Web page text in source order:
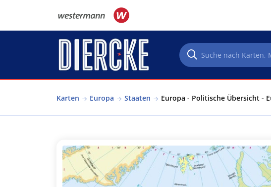
Karten Europa Staaten Europa - Politische Übersicht -